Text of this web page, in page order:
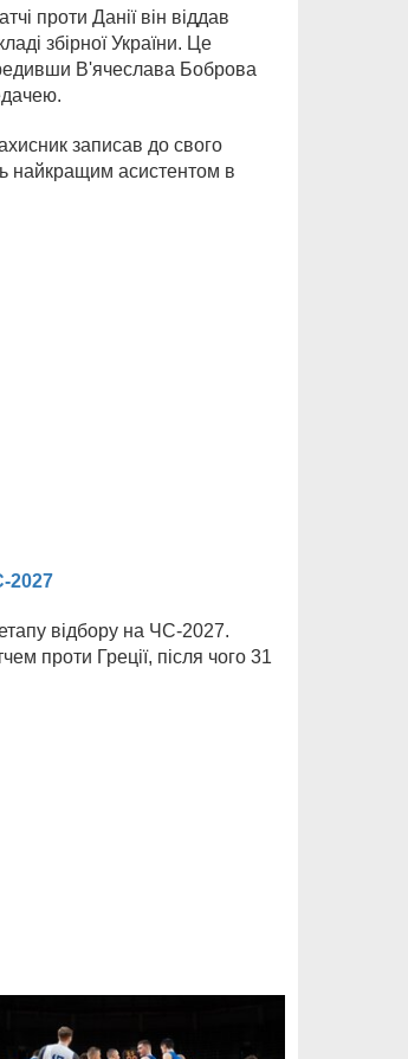
проти Данії він віддав
збірної України. Це
В'ячеслава Боброва
записав до свого
найкращим асистентом в
2027
відбору на ЧС-2027.
проти Греції, після чого 31